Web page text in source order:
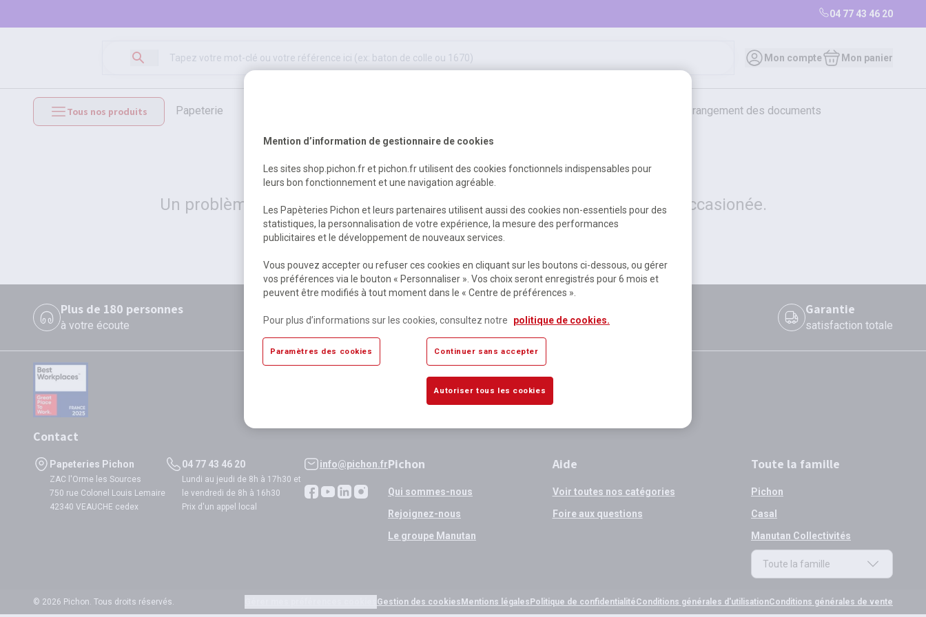
04 77 43 46 20
Mon compte Mon panier
Tous nos produits papeterie bureautique et rangement des documents
mobilier et équipements hygiène, sécurité, 1er secours outils, travaux & entretien
500
Erreur Serveur...
Un problème serveur est survenu. Veuillez nous excuser pour la gêne occasionée.
Retour Retour à l'accueil
Plus de 180 personnes
à votre écoute disponibles si validation avant 12h
Garantie
satisfaction totale
Contact
Papeteries Pichon
ZAC l'Orme les Sources
750 rue Colonel Louis Lemaire
42340 VEAUCHE cedex
04 77 43 46 20
Lundi au jeudi de 8h à 17h30 et
le vendredi de 8h à 16h30
Prix d'un appel local
info@pichon.frPichon
Qui sommes-nous
Rejoignez-nous
Le groupe Manutan
Aide
Voir toutes nos catégories
Foire aux questions
Toute la famille
Pichon
Casal
Manutan Collectivités
Toute la famille
© 2026 Pichon. Tous droits réservés. Gestion des cookies Mentions légales Politique de confidentialitéConditions générales d'utilisationConditions générales de vente
Mention d’information de gestionnaire de cookies
Les sites shop.pichon.fr et pichon.fr utilisent des cookies fonctionnels indispensables pour
leurs bon fonctionnement et une navigation agréable.
Les Papèteries Pichon et leurs partenaires utilisent aussi des cookies non-essentiels pour des
statistiques, la personnalisation de votre expérience, la mesure des performances
publicitaires et le développement de nouveaux services.
Vous pouvez accepter ou refuser ces cookies en cliquant sur les boutons ci-dessous, ou gérer
vos préférences via le bouton « Personnaliser ». Vos choix seront enregistrés pour 6 mois et
peuvent être modifiés à tout moment dans le « Centre de préférences ».
Pour plus d’informations sur les cookies, consultez notre politique de cookies.
Paramètres des cookies Continuer sans accepter
Autoriser tous les cookies